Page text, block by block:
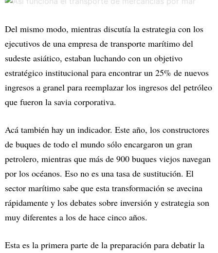
Del mismo modo, mientras discutía la estrategia con los
ejecutivos de una empresa de transporte marítimo del
sudeste asiático, estaban luchando con un objetivo
estratégico institucional para encontrar un 25% de nuevos
ingresos a granel para reemplazar los ingresos del petróleo
que fueron la savia corporativa.
Acá también hay un indicador. Este año, los constructores
de buques de todo el mundo sólo encargaron un gran
petrolero, mientras que más de 900 buques viejos navegan
por los océanos. Eso no es una tasa de sustitución. El
sector marítimo sabe que esta transformación se avecina
rápidamente y los debates sobre inversión y estrategia son
muy diferentes a los de hace cinco años.
Esta es la primera parte de la preparación para debatir la